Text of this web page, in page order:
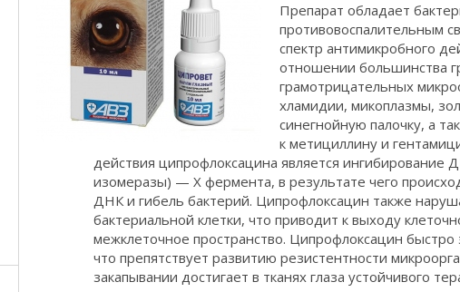
Препарат обладает
противовоспалительным
спектр антимикробного
отношении большинства
грамотрицательных
хламидии, микоплазмы,
синегнойную палочку, а
к метициллину и
действия ципрофлоксацина является ингибирование
изомеразы) — Х фермента, в результате чего
ДНК и гибель бактерий. Ципрофлоксацин также
бактериальной клетки, что приводит к выходу
межклеточное пространство. Ципрофлоксацин
что препятствует развитию резистентности
закапывании достигает в тканях глаза устойчивого